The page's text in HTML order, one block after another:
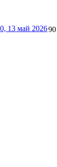
13 май 202690